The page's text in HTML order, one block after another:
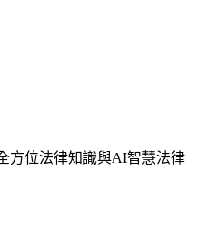
方位法律知識與AI智慧法律